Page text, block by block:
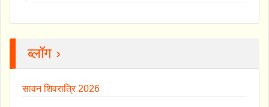
ब्लॉग ›
सावन शिवरात्रि 2026